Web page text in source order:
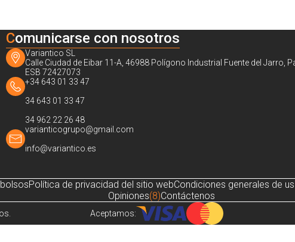
Comunicarse con nosotros
Variantico SL
Calle Ciudad de Eibar 11-A, 46988 Polígono Industrial Fuente del Jarro,
ESB 72427073
+34 643 01 33 47
34 643 01 33 47
34 962 22 26 48
varianticogrupo@gmail.com
info@variantico.es
Política de privacidad del sitio webCondiciones generales de
Opiniones(8)Contáctenos
Aceptamos: